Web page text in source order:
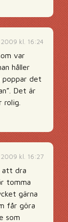
kl. 16:24
var
håller
poppar det
Det är
rolig.
kl. 16:27
att dra
tomma
gärna
får göra
som